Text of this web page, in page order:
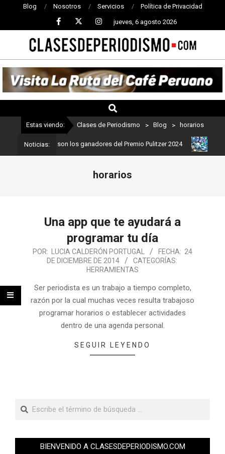
Blog Nosotros Servicios Política de Privacidad
jueves, 6 agosto 2026
CLASES
DE
PERIODISMO
Estas viendo: Clases de Periodismo > Blog > horarios
Noticias:
Estos son los ganadores del Premio Pulitzer 2024
horarios
Una app que te ayudará a
programar tu día
POR: LUCIA CALDERÓN PORTUGAL FECHA: 24
DE DICIEMBRE DE 2014
CATEGORÍAS:
HERRAMIENTAS
Ser periodista es un trabajo a tiempo completo,
razón por la cual muchas veces resulta trabajoso
programar horarios o establecer actividades
dentro de una agenda personal.
SEGUIR LEYENDO
BIENVENIDO A CLASESDEPERIODISMO.COM